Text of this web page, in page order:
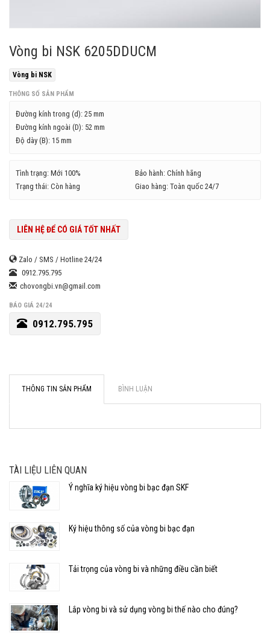
Vòng bi NSK 6205DDUCM
Vòng bi NSK
THÔNG SỐ SẢN PHẨM
Đường kính trong (d): 25 mm
Đường kính ngoài (D): 52 mm
Độ dày (B): 15 mm
Tình trạng: Mới 100%
Bảo hành: Chính hãng
Trạng thái: Còn hàng
Giao hàng: Toàn quốc 24/7
LIÊN HỆ ĐỂ CÓ GIÁ TỐT NHẤT
Zalo / SMS / Hotline 24/24
0912.795.795
chovongbi.vn@gmail.com
BÁO GIÁ 24/24
0912.795.795
THÔNG TIN SẢN PHẨM BÌNH LUẬN
TÀI LIỆU LIÊN QUAN
Ý nghĩa ký hiệu vòng bi bạc đạn SKF
Ký hiệu thông số của vòng bi bạc đạn
Tải trọng của vòng bi và những điều cần biết
Lắp vòng bi và sử dụng vòng bi thế nào cho đúng?